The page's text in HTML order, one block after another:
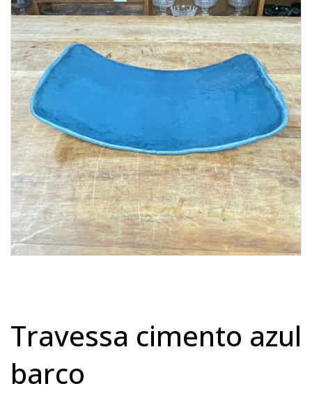
Lost Password
Cadastrar Conta
travessa cimento azul
barco